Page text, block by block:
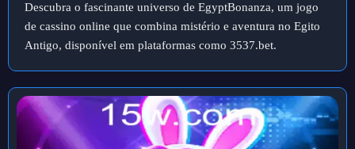
Descubra o fascinante universo de EgyptBonanza, um jogo
de cassino online que combina mistério e aventura no Egito
Antigo, disponível em plataformas como 3537.bet.